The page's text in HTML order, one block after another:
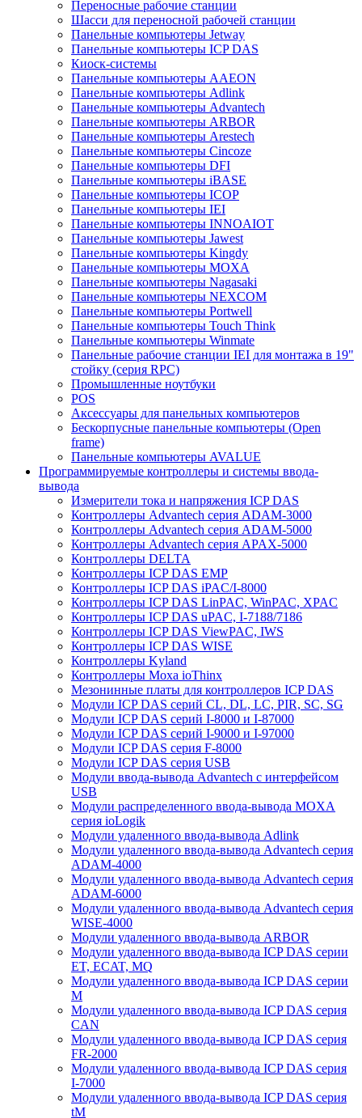
Переносные рабочие станции
Шасси для переносной рабочей станции
Панельные компьютеры Jetway
Панельные компьютеры ICP DAS
Киоск-системы
Панельные компьютеры AAEON
Панельные компьютеры Adlink
Панельные компьютеры Advantech
Панельные компьютеры ARBOR
Панельные компьютеры Arestech
Панельные компьютеры Cincoze
Панельные компьютеры DFI
Панельные компьютеры iBASE
Панельные компьютеры ICOP
Панельные компьютеры IEI
Панельные компьютеры INNOAIOT
Панельные компьютеры Jawest
Панельные компьютеры Kingdy
Панельные компьютеры MOXA
Панельные компьютеры Nagasaki
Панельные компьютеры NEXCOM
Панельные компьютеры Portwell
Панельные компьютеры Touch Think
Панельные компьютеры Winmate
Панельные рабочие станции IEI для монтажа в 19"
стойку (серия RPC)
Промышленные ноутбуки
POS
Аксессуары для панельных компьютеров
Бескорпусные панельные компьютеры (Open
frame)
Панельные компьютеры AVALUE
Программируемые контроллеры и системы ввода-
вывода
Измерители тока и напряжения ICP DAS
Контроллеры Advantech серия ADAM-3000
Контроллеры Advantech серия ADAM-5000
Контроллеры Advantech серия APAX-5000
Контроллеры DELTA
Контроллеры ICP DAS EMP
Контроллеры ICP DAS iPAC/I-8000
Контроллеры ICP DAS LinPAC, WinPAC, XPAC
Контроллеры ICP DAS uPAC, I-7188/7186
Контроллеры ICP DAS ViewPAC, IWS
Контроллеры ICP DAS WISE
Контроллеры Kyland
Контроллеры Moxa ioThinx
Мезонинные платы для контроллеров ICP DAS
Модули ICP DAS серий CL, DL, LC, PIR, SC, SG
Модули ICP DAS серий I-8000 и I-87000
Модули ICP DAS серий I-9000 и I-97000
Модули ICP DAS серия F-8000
Модули ICP DAS серия USB
Модули ввода-вывода Advantech с интерфейсом
USB
Модули распределенного ввода-вывода MOXA
серия ioLogik
Модули удаленного ввода-вывода Adlink
Модули удаленного ввода-вывода Advantech серия
ADAM-4000
Модули удаленного ввода-вывода Advantech серия
ADAM-6000
Модули удаленного ввода-вывода Advantech серия
WISE-4000
Модули удаленного ввода-вывода ARBOR
Модули удаленного ввода-вывода ICP DAS серии
ET, ECAT, MQ
Модули удаленного ввода-вывода ICP DAS серии
M
Модули удаленного ввода-вывода ICP DAS серия
CAN
Модули удаленного ввода-вывода ICP DAS серия
FR-2000
Модули удаленного ввода-вывода ICP DAS серия
I-7000
Модули удаленного ввода-вывода ICP DAS серия
tM